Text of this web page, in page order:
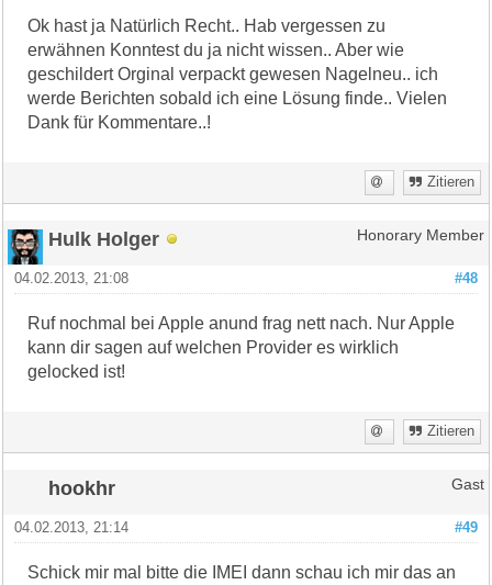
Ok hast ja Natürlich Recht.. Hab vergessen zu
erwähnen Konntest du ja nicht wissen.. Aber wie
geschildert Orginal verpackt gewesen Nagelneu.. ich
werde Berichten sobald ich eine Lösung finde.. Vielen
Dank für Kommentare..!
Zitieren
Hulk Holger Honorary Member
#48
04.02.2013, 21:08
Ruf nochmal bei Apple anund frag nett nach. Nur Apple
kann dir sagen auf welchen Provider es wirklich
gelocked ist!
Zitieren
hookhr Gast
#49
04.02.2013, 21:14
Schick mir mal bitte die IMEI dann schau ich mir das an